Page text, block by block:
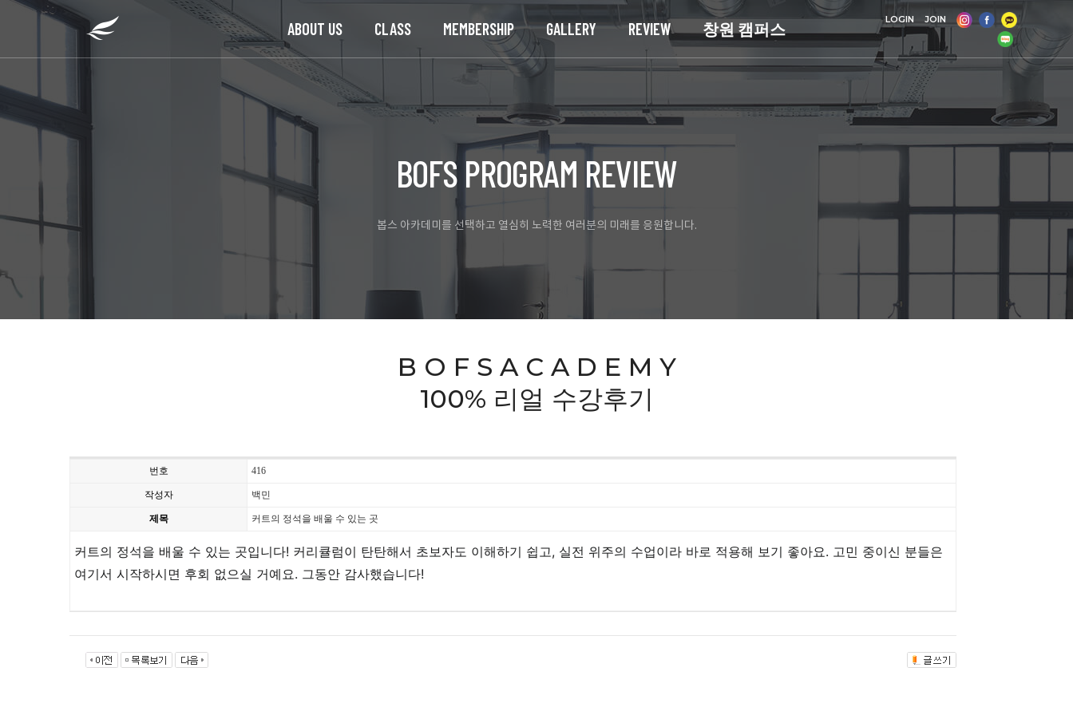
ABOUT US CLASS MEMBERSHIP GALLERY REVIEW 창원 캠퍼스 LOGIN JOIN
BOFS PROGRAM REVIEW
봅스 아카데미를 선택하고 열심히 노력한 여러분의 미래를 응원합니다.
B O F S A C A D E M Y
100% 리얼 수강후기
번호 416
작성자 백민
제목 커트의 정석을 배울 수 있는 곳
커트의 정석을 배울 수 있는 곳입니다! 커리큘럼이 탄탄해서 초보자도 이해하기 쉽고, 실전 위주의 수업이라 바로 적용해 보기 좋아요. 고민 중이신 분들은
여기서 시작하시면 후회 없으실 거예요. 그동안 감사했습니다!